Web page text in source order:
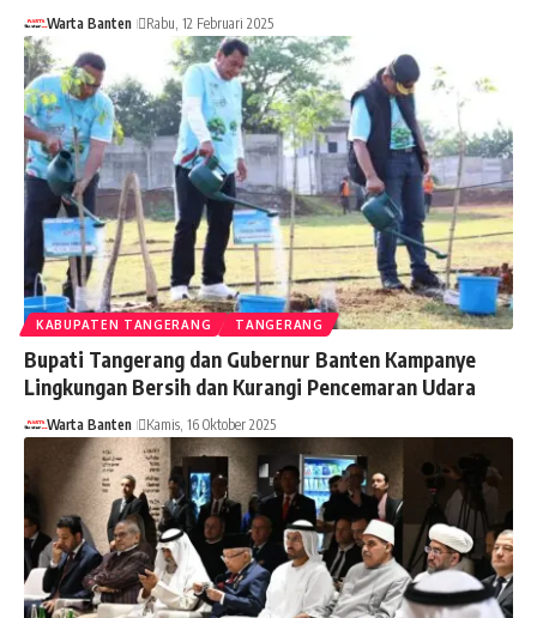
Warta Banten Rabu, 12 Februari 2025
KABUPATEN TANGERANG TANGERANG
Bupati Tangerang dan Gubernur Banten Kampanye
Lingkungan Bersih dan Kurangi Pencemaran Udara
Warta Banten Kamis, 16 Oktober 2025